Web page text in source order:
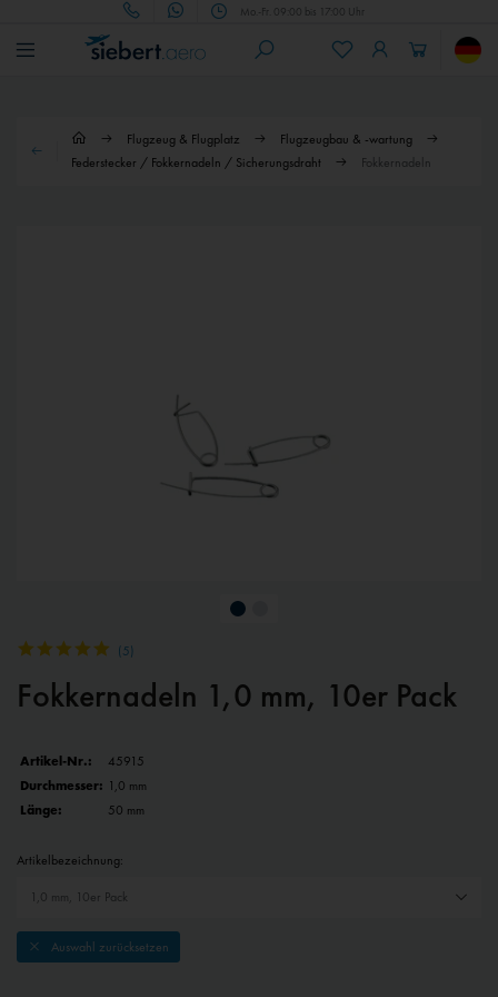
Mo.-Fr. 09:00 bis 17:00 Uhr
Flugzeug & Flugplatz
Flugzeugbau & -wartung
Federstecker / Fokkernadeln / Sicherungsdraht
Fokkernadeln
(5)
Fokkernadeln 1,0 mm, 10er Pack
Artikel-Nr.:
45915
Durchmesser: 1,0 mm
Länge:
50 mm
Artikelbezeichnung:
Auswahl zurücksetzen